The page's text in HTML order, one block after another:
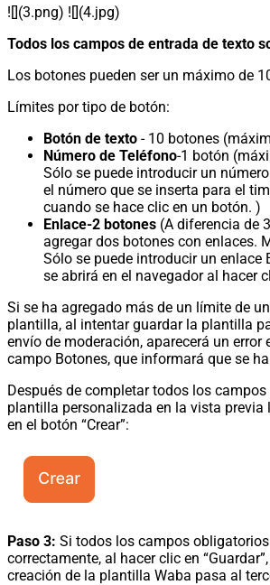
![](3.png) ![](4.jpg)
Todos los campos de entrada de texto
Los botones pueden ser un máximo de
Límites por tipo de botón:
Botón de texto - 10 botones
Número de Teléfono-1 botón
Sólo se puede introducir un
el número que se inserta para el
cuando se hace clic en un botón. )
Enlace-2 botones (A diferencia de
agregar dos botones con enlaces.
Sólo se puede introducir un enlace
se abrirá en el navegador al hacer
Si se ha agregado más de un límite de
plantilla, al intentar guardar la plantilla
envío de moderación, aparecerá un error
campo Botones, que informará que se
Después de completar todos los campos
plantilla personalizada en la vista previa
en el botón “Crear”:
Paso 3: Si todos los campos
correctamente, al hacer clic en
creación de la plantilla Waba pasa al